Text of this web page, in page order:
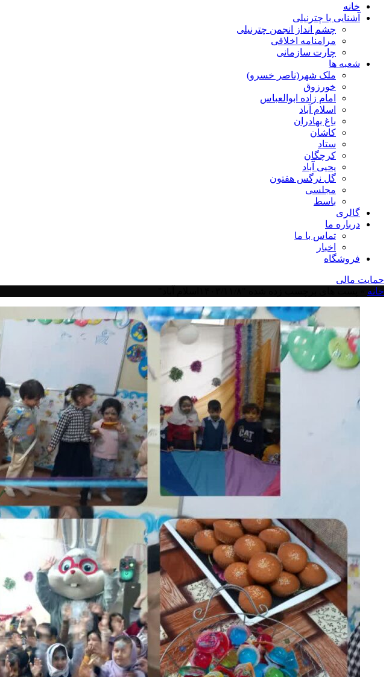
خانه
آشنایی با چترنیلی
چشم انداز انجمن چترنیلی
مرامنامه اخلاقی
چارت سازمانی
شعبه ها
ملک شهر(ناصر خسرو)
خورزوق
امام زاده ابوالعباس
اسلام آباد
باغ بهادران
کاشان
ستاد
کرچگان
یحیی آباد
گل نرگس هفتون
مجلسی
باسط
گالری
درباره ما
تماس با ما
اخبار
فروشگاه
حمایت مالی
خانه